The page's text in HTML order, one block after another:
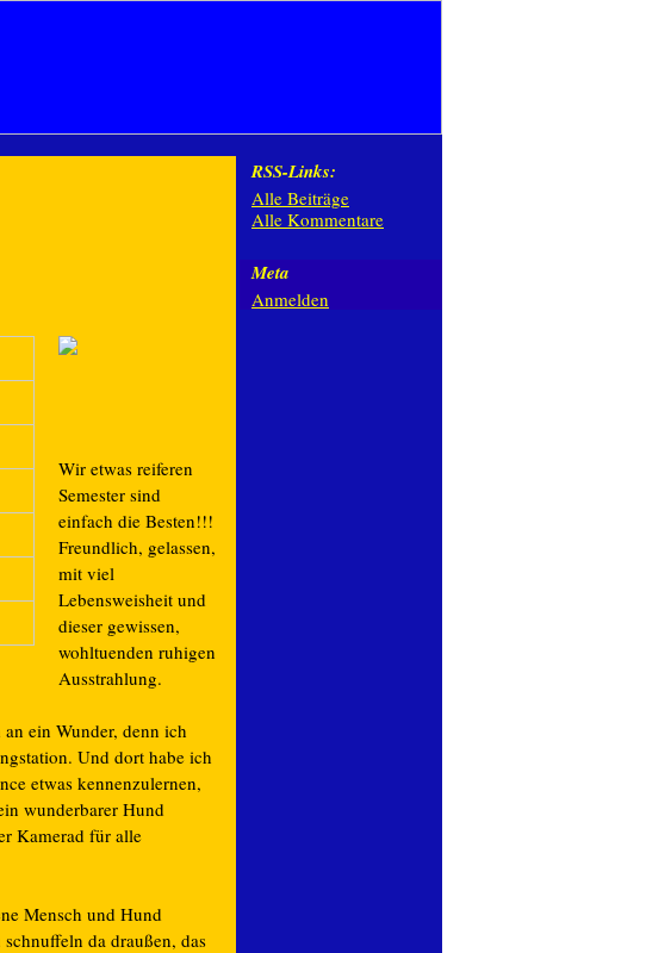
Wir etwas reiferen
Semester sind
einfach die Besten!!!
Freundlich, gelassen,
mit viel
Lebensweisheit und
dieser gewissen,
wohltuenden ruhigen
Ausstrahlung.
ein Wunder, denn ich
Und dort habe ich
etwas kennenzulernen,
wunderbarer Hund
Kamerad für alle
Mensch und Hund
da draußen, das
RSS-Links:
Alle Beiträge
Alle Kommentare
Meta
Anmelden